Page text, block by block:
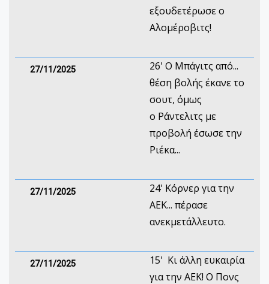
εξουδετέρωσε ο
Αλομέροβιτς!
27/11/2025
26' Ο Μπάγιτς από...
θέση βολής έκανε το
σουτ, όμως
ο Ράντελιτς με
προβολή έσωσε την
Ριέκα...
27/11/2025
24' Κόρνερ για την
ΑΕΚ... πέρασε
ανεκμετάλλευτο.
27/11/2025
15' Κι άλλη ευκαιρία
για την ΑΕΚ! Ο Πονς